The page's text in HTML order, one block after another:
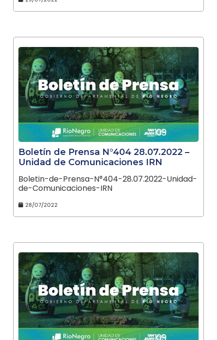
Boletín de Prensa N°404 28.07.2022 –
Unidad de Comunicaciones IRN
Boletin-de-Prensa-N°404-28.07.2022-Unidad-
de-Comunicaciones-IRN
28/07/2022